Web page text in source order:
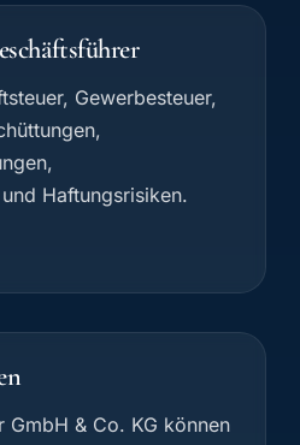
Gewerbesteuer,
Haftungsrisiken.
GmbH & Co. KG können